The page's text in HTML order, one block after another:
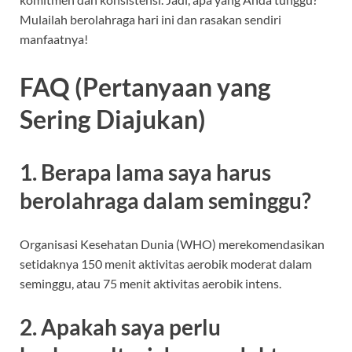
Mulailah berolahraga hari ini dan rasakan sendiri
manfaatnya!
FAQ (Pertanyaan yang
Sering Diajukan)
1. Berapa lama saya harus
berolahraga dalam seminggu?
Organisasi Kesehatan Dunia (WHO) merekomendasikan
setidaknya 150 menit aktivitas aerobik moderat dalam
seminggu, atau 75 menit aktivitas aerobik intens.
2. Apakah saya perlu